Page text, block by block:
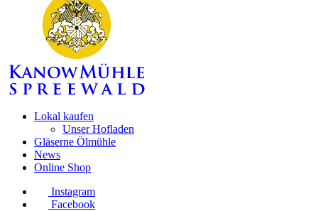
Lokal kaufen
Unser Hofladen
Gläserne Ölmühle
News
Online Shop
Instagram
Facebook